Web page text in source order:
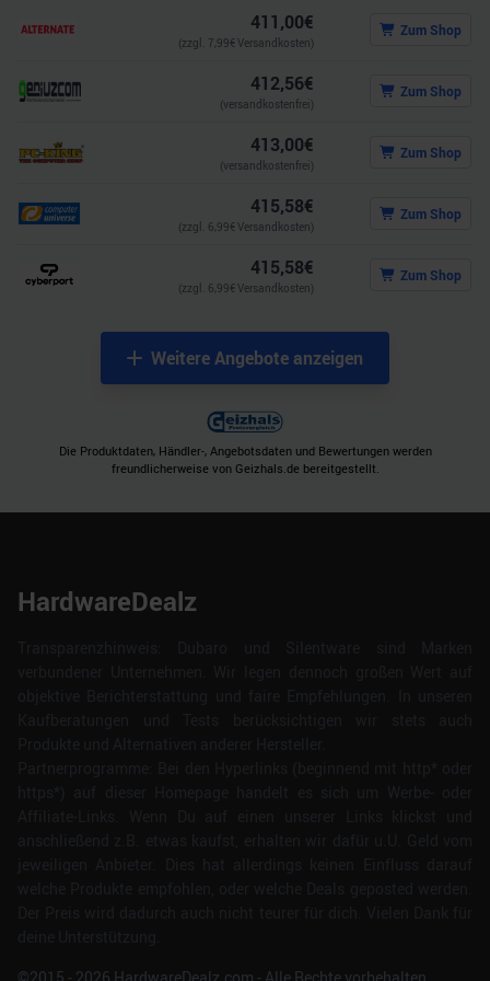
411,00€
(zzgl. 7,99€ Versandkosten)
Zum Shop
412,56€
(versandkostenfrei)
Zum Shop
413,00€
(versandkostenfrei)
Zum Shop
415,58€
(zzgl. 6,99€ Versandkosten)
Zum Shop
415,58€
(zzgl. 6,99€ Versandkosten)
Zum Shop
Weitere Angebote anzeigen
Die Produktdaten, Händler-, Angebotsdaten und Bewertungen werden
freundlicherweise von Geizhals.de bereitgestellt.
HardwareDealz